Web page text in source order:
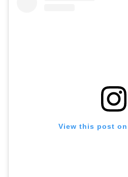
View this post